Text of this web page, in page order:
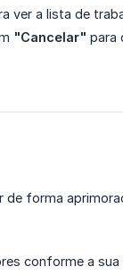
ver a lista de
"Cancelar" para
de forma
conforme a sua